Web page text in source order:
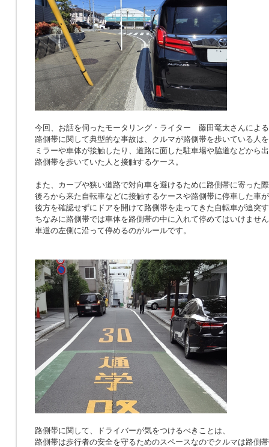
今回、お話を伺ったモータリング・ライター 藤田竜太さんによ
路側帯に関して典型的な事故は、クルマが路側帯を歩いている人
ミラーや車体が接触したり、道路に面した駐車場や脇道などから
路側帯を歩いていた人と接触するケース。
また、カーブや狭い道路で対向車を避けるために路側帯に寄った
後ろから来た自転車などに接触するケースや路側帯に停車した車
後方を確認せずにドアを開けて路側帯を走ってきた自転車が追突
ちなみに路側帯では車体を路側帯の中に入れて停めてはいけませ
車道の左側に沿って停めるのがルールです。
路側帯に関して、ドライバーが気をつけるべきことは、
路側帯は歩行者の安全を守るためのスペースなのでクルマは路側